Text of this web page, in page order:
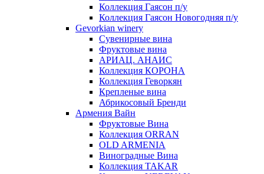
Коллекция Гаясон п/у
Коллекция Гаясон Новогодняя п/у
Gevorkian winery
Сувенирные вина
Фруктовые вина
АРИАЦ. АНАИС
Коллекция КОРОНА
Коллекция Геворкян
Крепленые вина
Абрикосовый Бренди
Армения Вайн
Фруктовые Вина
Коллекция ORRAN
OLD ARMENIA
Виноградные Вина
Коллекция TAKAR